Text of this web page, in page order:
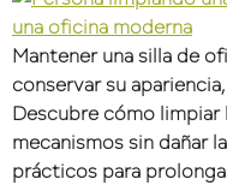
Mantener una silla de
conservar su
Descubre cómo limpiar
mecanismos sin dañar
prácticos para